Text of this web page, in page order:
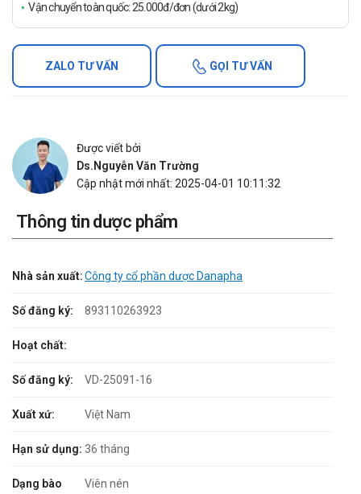
Vận chuyển toàn quốc: 25.000đ/đơn (dưới 2kg)
ZALO TƯ VẤN GỌI TƯ VẤN
Được viết bởi
Ds.Nguyễn Văn Trường
Cập nhật mới nhất: 2025-04-01 10:11:32
Thông tin dược phẩm
Nhà sản xuất:Công ty cổ phần dược Danapha
Số đăng ký: 893110263923
Hoạt chất:
Số đăng ký: VD-25091-16
Xuất xứ: Việt Nam
Hạn sử dụng: 36 tháng
Dạng bào
Viên nén